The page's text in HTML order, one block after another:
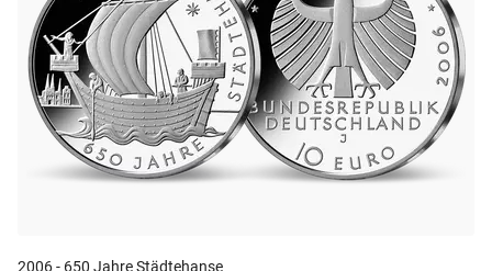
2006 - 650 Jahre Städtehanse